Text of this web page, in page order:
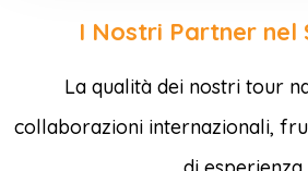
I Nostri Partner nel
La qualità dei nostri tour
collaborazioni internazionali,